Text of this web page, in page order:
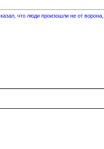
что люди произошли не от